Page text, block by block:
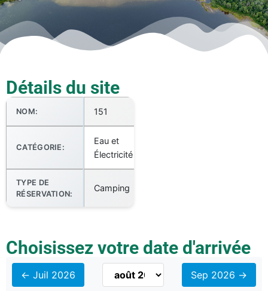
Détails du site
NOM: 151
CATÉGORIE:
Eau et
Électricité
TYPE DE
RÉSERVATION:
Camping
Choisissez votre date d'arrivée
← Juil 2026 Sep 2026 →